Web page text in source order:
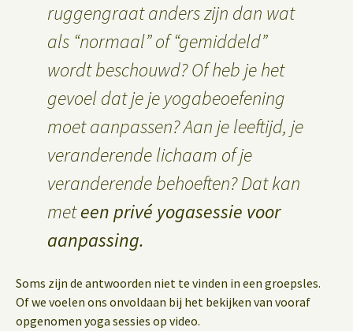
ruggengraat anders zijn dan wat
als “normaal” of “gemiddeld”
wordt beschouwd? Of heb je het
gevoel dat je je yogabeoefening
moet aanpassen? Aan je leeftijd, je
veranderende lichaam of je
veranderende behoeften? Dat kan
meteen privé yogasessie voor
aanpassing.
Soms zijn de antwoorden niet te vinden in een groepsles.
Of we voelen ons onvoldaan bij het bekijken van vooraf
opgenomen yoga sessies op video.